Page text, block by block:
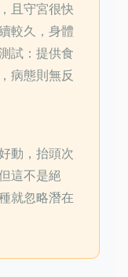
且守宮很快
較久，身體
試：提供食
病態則無反
動，抬頭次
這不是絕
就忽略潛在